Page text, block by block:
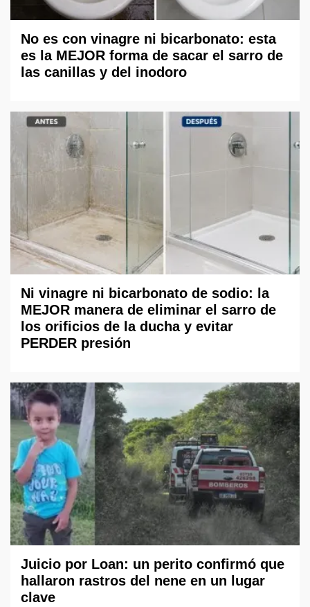
No es con vinagre ni bicarbonato: esta
es la MEJOR forma de sacar el sarro de
las canillas y del inodoro
Ni vinagre ni bicarbonato de sodio: la
MEJOR manera de eliminar el sarro de
los orificios de la ducha y evitar
PERDER presión
Juicio por Loan: un perito confirmó que
hallaron rastros del nene en un lugar
clave